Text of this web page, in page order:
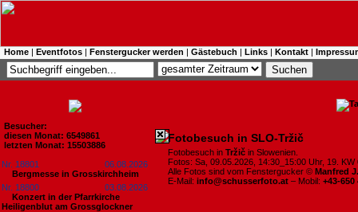
Home | Eventfotos | Fenstergucker werden | Gästebuch | Links | Kontakt |
Besucher:
diesen Monat: 6549861
letzten Monat: 15503886
Nr. 18801
06.08.2026
Bergmesse in Grosskirchheim
Nr. 18800
03.08.2026
Konzert in der Pfarrkirche
Heiligenblut am Grossglockner
Fotobesuch in SLO-Tržič
Fotobesuch in Tržič in Slowenien.
Fotos: Sa, 09.05.2026, 14:30_15:00 Uhr, 19. KW
Alle Fotos sind vom Fenstergucker © Manfred
E-Mail: info@schusserfoto.at – Mobil: +43-650